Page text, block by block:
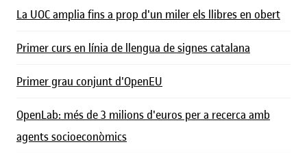
La UOC amplia fins a prop d'un miler els llibres en obert
Primer curs en línia de llengua de signes catalana
Primer grau conjunt d'OpenEU
OpenLab: més de 3 milions d'euros per a recerca amb
agents socioeconòmics